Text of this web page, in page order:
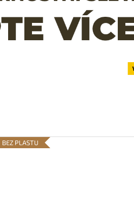
BEZ PLASTU